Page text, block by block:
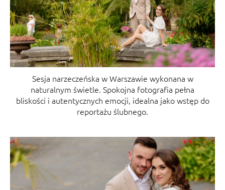
Sesja narzeczeńska w Warszawie wykonana w
naturalnym świetle. Spokojna fotografia pełna
bliskości i autentycznych emocji, idealna jako wstęp do
reportażu ślubnego.